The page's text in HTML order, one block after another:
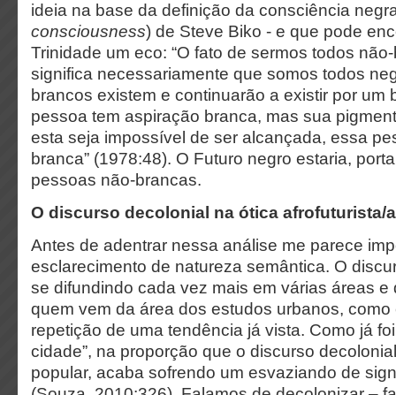
ideia na base da definição da consciência
consciousness) de Steve Biko - e que pode
Trinidade um eco: “O fato de sermos todos
significa necessariamente que somos todos
brancos existem e continuarão a existir por um
pessoa tem aspiração branca, mas sua
esta seja impossível de ser alcançada, essa
branca” (1978:48). O Futuro negro estaria,
pessoas não-brancas.
O discurso decolonial na ótica afrofuturista/
Antes de adentrar nessa análise me parece
esclarecimento de natureza semântica. O
se difundindo cada vez mais em várias áreas e
quem vem da área dos estudos urbanos, como
repetição de uma tendência já vista. Como já
cidade”, na proporção que o discurso
popular, acaba sofrendo um esvaziando de